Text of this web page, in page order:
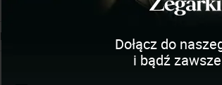
H L M
Dołącz do
i bądź